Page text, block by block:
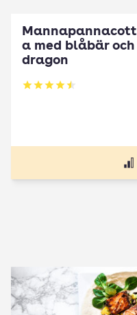
Mannapannacott
a med blåbär och
dragon
Betyg: 4.5 av 5